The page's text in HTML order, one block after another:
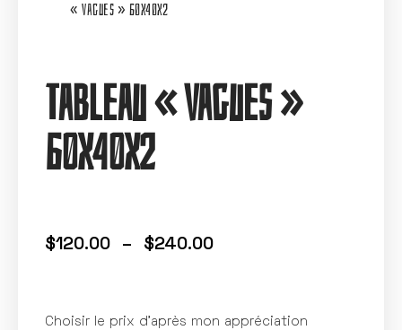
« Vagues » 60X40X2
Tableau « Vagues »
60X40X2
$120.00 – $240.00
Choisir le prix d’après mon appréciation